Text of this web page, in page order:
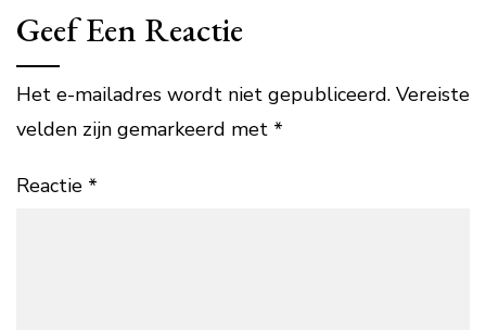
Geef Een Reactie
Het e-mailadres wordt niet gepubliceerd. Vereiste
velden zijn gemarkeerd met *
Reactie *